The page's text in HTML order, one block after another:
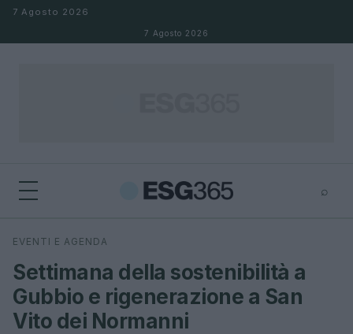
Salta al contenuto
7 Agosto 2026
7 Agosto 2026
⌕
Cerca
EVENTI E AGENDA
Settimana della sostenibilità a
Gubbio e rigenerazione a San
Vito dei Normanni